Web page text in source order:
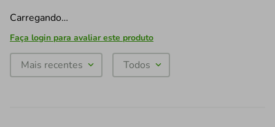
Carregando…
Faça login para avaliar este produto
Mais recentes Todos